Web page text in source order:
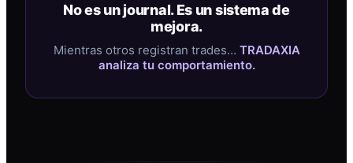
No es un journal. Es un sistema de
mejora.
Mientras otros registran trades… TRADAXIA
analiza tu comportamiento.